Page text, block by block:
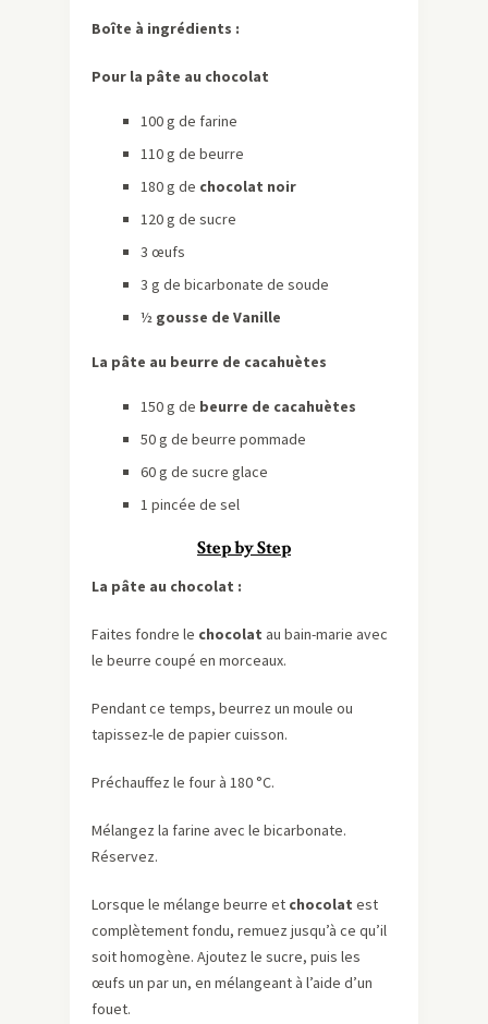
Boîte à ingrédients :
Pour la pâte au chocolat
100 g de farine
110 g de beurre
180 g de chocolat noir
120 g de sucre
3 œufs
3 g de bicarbonate de soude
½ gousse de Vanille
La pâte au beurre de cacahuètes
150 g de beurre de cacahuètes
50 g de beurre pommade
60 g de sucre glace
1 pincée de sel
Step by Step
La pâte au chocolat :
Faites fondre le chocolat au bain-marie avec
le beurre coupé en morceaux.
Pendant ce temps, beurrez un moule ou
tapissez-le de papier cuisson.
Préchauffez le four à 180 °C.
Mélangez la farine avec le bicarbonate.
Réservez.
Lorsque le mélange beurre et chocolat est
complètement fondu, remuez jusqu’à ce qu’il
soit homogène. Ajoutez le sucre, puis les
œufs un par un, en mélangeant à l’aide d’un
fouet.